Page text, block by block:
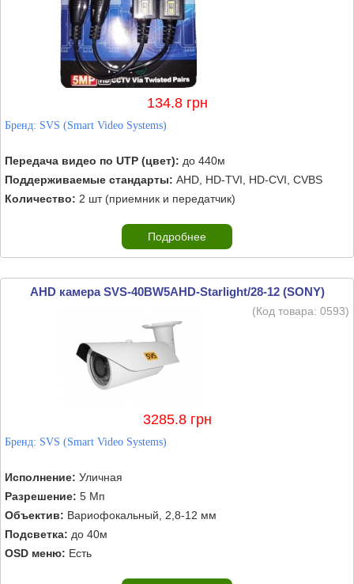
134.8 грн
Бренд: SVS (Smart Video Systems)
Передача видео по UTP (цвет): до 440м
Поддерживаемые стандарты: AHD, HD-TVI, HD-CVI, CVBS
Количество: 2 шт (приемник и передатчик)
Подробнее
AHD камера SVS-40BW5AHD-Starlight/28-12 (SONY)
(Код товара: 0593)
3285.8 грн
Бренд: SVS (Smart Video Systems)
Исполнение: Уличная
Разрешение: 5 Мп
Объектив: Вариофокальный, 2,8-12 мм
Подсветка: до 40м
OSD меню: Есть